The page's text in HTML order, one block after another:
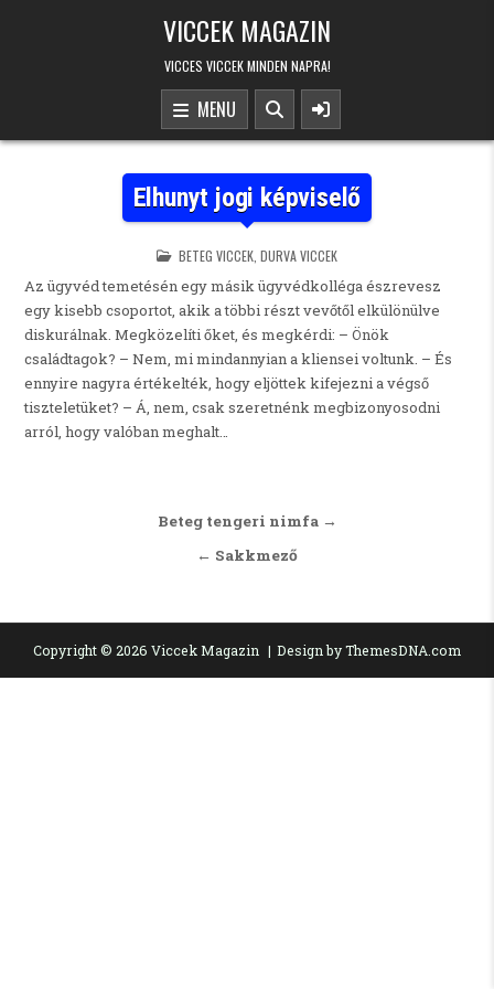
VICCEK MAGAZIN
VICCES VICCEK MINDEN NAPRA!
MENU
Elhunyt jogi képviselő
POSTED IN
BETEG VICCEK DURVA VICCEK
Az ügyvéd temetésén egy másik ügyvédkolléga észrevesz
egy kisebb csoportot, akik a többi részt vevőtől elkülönülve
diskurálnak. Megközelíti őket, és megkérdi: – Önök
családtagok? – Nem, mi mindannyian a kliensei voltunk. – És
ennyire nagyra értékelték, hogy eljöttek kifejezni a végső
tiszteletüket? – Á, nem, csak szeretnénk megbizonyosodni
arról, hogy valóban meghalt…
Bejegyzés navigáció
Beteg tengeri nimfa →
← Sakkmező
Copyright © 2026 Viccek Magazin Design by ThemesDNA.com